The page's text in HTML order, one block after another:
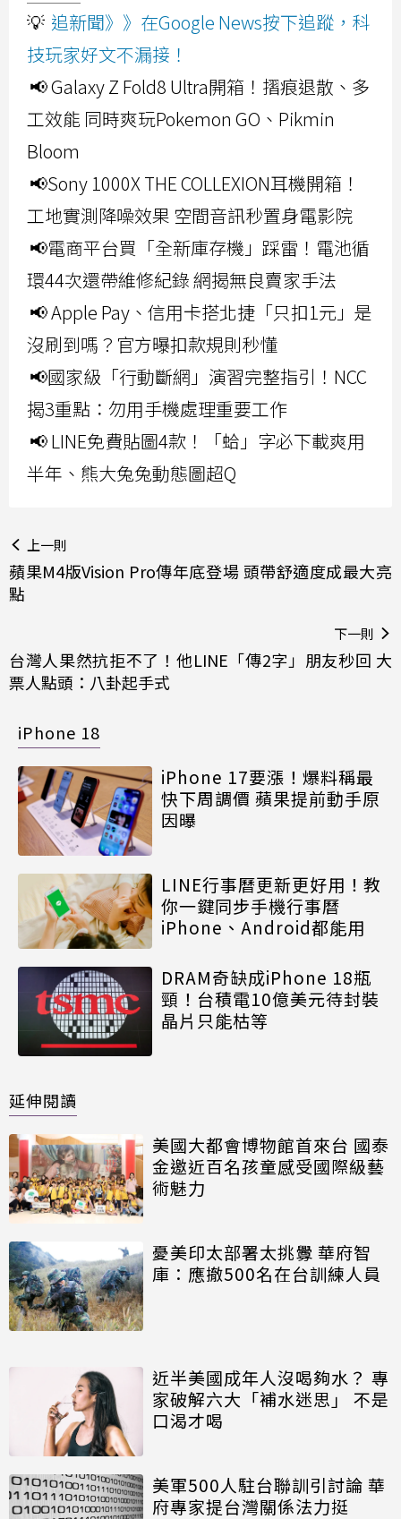
💡 追新聞》》在Google News按下追蹤，科
技玩家好文不漏接！
📢 Galaxy Z Fold8 Ultra開箱！摺痕退散、多
工效能 同時爽玩Pokemon GO、Pikmin
Bloom
📢Sony 1000X THE COLLEXION耳機開箱！
工地實測降噪效果 空間音訊秒置身電影院
📢電商平台買「全新庫存機」踩雷！電池循
環44次還帶維修紀錄 網揭無良賣家手法
📢 Apple Pay、信用卡搭北捷「只扣1元」是
沒刷到嗎？官方曝扣款規則秒懂
📢國家級「行動斷網」演習完整指引！NCC
揭3重點：勿用手機處理重要工作
📢 LINE免費貼圖4款！「蛤」字必下載爽用
半年、熊大兔兔動態圖超Q
上一則
蘋果M4版Vision Pro傳年底登場 頭帶舒適度成最大亮
點
下一則
台灣人果然抗拒不了！他LINE「傳2字」朋友秒回 大
票人點頭：八卦起手式
iPhone 18
iPhone 17要漲！爆料稱最
快下周調價 蘋果提前動手原
因曝
LINE行事曆更新更好用！教
你一鍵同步手機行事曆
iPhone、Android都能用
DRAM奇缺成iPhone 18瓶
頸！台積電10億美元待封裝
晶片只能枯等
延伸閱讀
美國大都會博物館首來台 國泰
金邀近百名孩童感受國際級藝
術魅力
憂美印太部署太挑釁 華府智
庫：應撤500名在台訓練人員
近半美國成年人沒喝夠水？ 專
家破解六大「補水迷思」 不是
口渴才喝
美軍500人駐台聯訓引討論 華
府專家提台灣關係法力挺